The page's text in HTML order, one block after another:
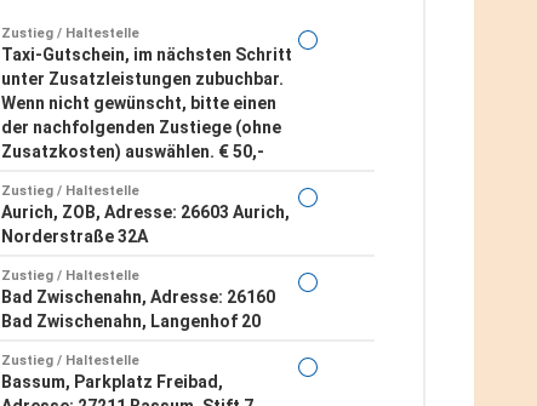
Zustieg / Haltestelle
Taxi-Gutschein, im nächsten Schritt
unter Zusatzleistungen zubuchbar.
Wenn nicht gewünscht, bitte einen
der nachfolgenden Zustiege (ohne
Zusatzkosten) auswählen. € 50,-
Zustieg / Haltestelle
Aurich, ZOB, Adresse: 26603 Aurich,
Norderstraße 32A
Zustieg / Haltestelle
Bad Zwischenahn, Adresse: 26160
Bad Zwischenahn, Langenhof 20
Zustieg / Haltestelle
Bassum, Parkplatz Freibad,